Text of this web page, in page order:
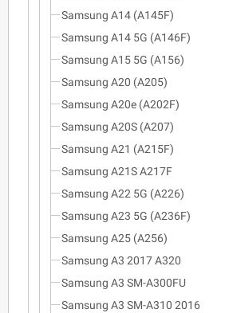
Samsung A14 (A145F)
Samsung A14 5G (A146F)
Samsung A15 5G (A156)
Samsung A20 (A205)
Samsung A20e (A202F)
Samsung A20S (A207)
Samsung A21 (A215F)
Samsung A21S A217F
Samsung A22 5G (A226)
Samsung A23 5G (A236F)
Samsung A25 (A256)
Samsung A3 2017 A320
Samsung A3 SM-A300FU
Samsung A3 SM-A310 2016